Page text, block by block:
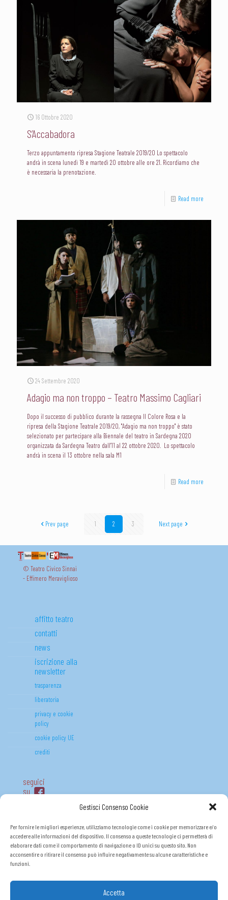
Gestisci Consenso Cookie
Per fornire le migliori esperienze, utilizziamo tecnologie come i cookie per memorizzare e/o
accedere alle informazioni del dispositivo. Il consenso a queste tecnologie ci permetterà di
elaborare dati come il comportamento di navigazione o ID unici su questo sito. Non
acconsentire o ritirare il consenso può influire negativamente su alcune caratteristiche e
funzioni.
Accetta
16 Ottobre 2020
S’Accabadora
Terzo appuntamento ripresa Stagione Teatrale 2019/20 Lo spettacolo
andrà in scena lunedì 19 e martedì 20 ottobre alle ore 21. Ricordiamo che
è necessaria la prenotazione.
Read more
24 Settembre 2020
Adagio ma non troppo – Teatro Massimo Cagliari
Dopo il successo di pubblico durante la rassegna Il Colore Rosa e la
ripresa della Stagione Teatrale 2019/20, "Adagio ma non troppo" è stato
selezionato per partecipare alla Biennale del teatro in Sardegna 2020
organizzata da Sardegna Teatro dall'11 al 22 ottobre 2020. Lo spettacolo
andrà in scena il 13 ottobre nella sala M1
Read more
Prev page 1 2 3 Next page
© Teatro Civico Sinnai
- Effimero Meraviglioso
affitto teatro
contatti
news
iscrizione alla
newsletter
trasparenza
liberatoria
privacy e cookie
policy
cookie policy UE
crediti
seguici
su
FONDO (R)ESISTO P.O.R. FSE 2014-2020